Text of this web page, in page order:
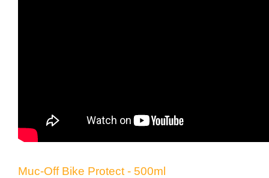
Muc-Off Bike Protect - 500ml